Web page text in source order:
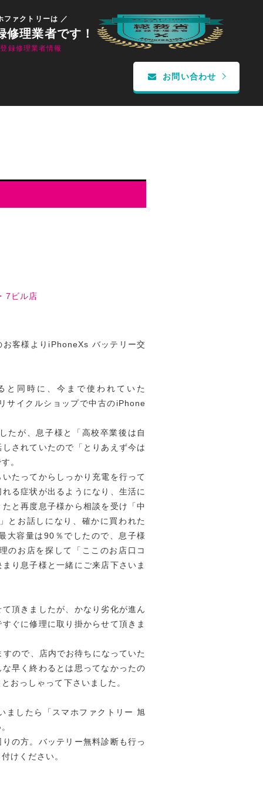
ファクトリーは ／
修理業者です！
録修理業者情報
お問い合わせ
7ビル店
客様よりiPhoneXs バッテリー交
と同時に、今まで使われていた
サイクルショップで中古のiPhone
たが、息子様と「高校卒業後は自
されていたので「とりあえず今は
。
たってからしっかり充電を行って
る症状が出るようになり、生活に
と再度息子様から相談を受け「中
お話しになり、確かに買われた
大容量は90％でしたので、息子様
のお店を探して「ここのお店口コ
り息子様と一緒にご来店下さいま
頂きましたが、かなり劣化が進ん
ぐに修理に取り掛からせて頂きま
ので、店内でお待ちになっていた
早く終わるとは思ってなかったの
おっしゃって下さいました。
ましたら「スマホファクトリー 旭
の方。バッテリー無料診断も行っ
けください。